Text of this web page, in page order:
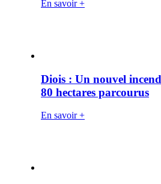
En savoir +
Diois : Un nouvel
80 hectares parcourus
En savoir +